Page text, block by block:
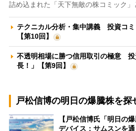
詰め込まれた「天下無敵の株コミック
テクニカル分析・集中講義 投資コミ
【第10回】
不透明相場に勝つ信用取引の極意
長！」【第9回】
戸松信博の明日の爆騰株を探
【戸松信博氏「明日の
デバイス：サムスンを